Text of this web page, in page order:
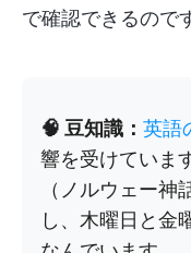
で確認できるので
🧠 豆知識： 英語
響を受けていま
（ノルウェー
し、木曜日と金